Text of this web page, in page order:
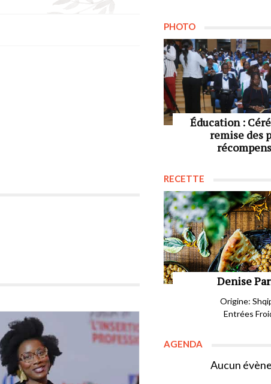
PHOTO
Éducation :
remise des
RECETTE
Denise
Origine:
Entrées
AGENDA
Aucun